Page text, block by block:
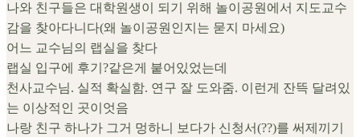
나와 친구들은 대학원생이 되기 위해 놀이공원에서 지도교수
감을 찾아다니다(왜 놀이공원인지는 묻지 마세요)
어느 교수님의 랩실을 찾다
랩실 입구에 후기?같은게 붙어있었는데
천사교수님. 실적 확실함. 연구 잘 도와줌. 이런게 잔뜩 달려있
는 이상적인 곳이엇음
나랑 친구 하나가 그거 멍하니 보다가 신청서(??)를 써제끼기